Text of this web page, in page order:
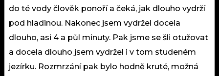
do té vody člověk ponoří a čeká, jak dlouho vydrží
pod hladinou. Nakonec jsem vydržel docela
dlouho, asi 4 a půl minuty. Pak jsme se šli otužovat
a docela dlouho jsem vydržel i v tom studeném
jezírku. Rozmrzání pak bylo hodně kruté, možná